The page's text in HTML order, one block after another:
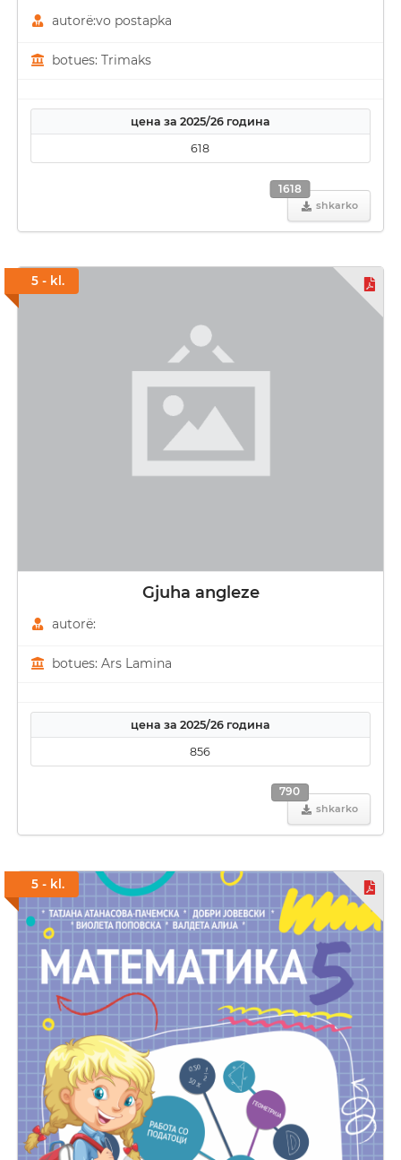
autorë:vo postapka
botues: Trimaks
цена за 2025/26 година
618
shkarko
1618
5 - kl.
Gjuha angleze
autorë:
botues: Ars Lamina
цена за 2025/26 година
856
shkarko
790
5 - kl.